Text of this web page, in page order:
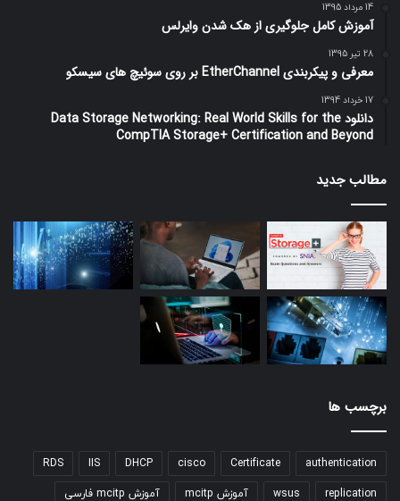
14 مرداد 1395
آموزش کامل جلوگیری از هک شدن وایرلس
28 تیر 1395
معرفی و پیکربندی EtherChannel بر روی سوئیچ های سیسکو
17 خرداد 1394
دانلود Data Storage Networking: Real World Skills for the
CompTIA Storage+ Certification and Beyond
مطالب جدید
برچسب ها
authentication
Certificate
cisco
DHCP
IIS
RDS
replication
wsus آموزش mcitp آموزش mcitp فارسی